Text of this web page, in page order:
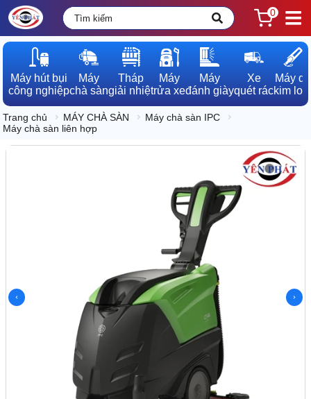
0
Máy hút bụi
công nghiệp
Máy
chà sàn
Tháp
giải nhiệt
Máy
rửa xe
Máy
đánh giày
Xe
quét rác
Máy dò
kim loại
Trang chủ MÁY CHÀ SÀN
Máy chà sàn IPC
Máy chà sàn liên hợp